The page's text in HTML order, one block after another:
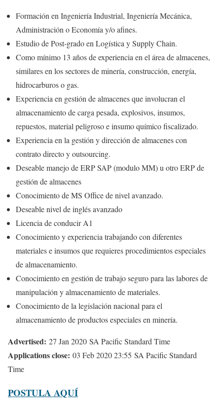
Formación en Ingeniería Industrial, Ingeniería Mecánica,
Administración o Economía y/o afines.
Estudio de Post-grado en Logística y Supply Chain.
Como mínimo 13 años de experiencia en el área de almacenes,
similares en los sectores de minería, construcción, energía,
hidrocarburos o gas.
Experiencia en gestión de almacenes que involucran el
almacenamiento de carga pesada, explosivos, insumos,
repuestos, material peligroso e insumo químico fiscalizado.
Experiencia en la gestión y dirección de almacenes con
contrato directo y outsourcing.
Deseable manejo de ERP SAP (modulo MM) u otro ERP de
gestión de almacenes
Conocimiento de MS Office de nivel avanzado.
Deseable nivel de inglés avanzado
Licencia de conducir A1
Conocimiento y experiencia trabajando con diferentes
materiales e insumos que requieres procedimientos especiales
de almacenamiento.
Conocimiento en gestión de trabajo seguro para las labores de
manipulación y almacenamiento de materiales.
Conocimiento de la legislación nacional para el
almacenamiento de productos especiales en minería.
Advertised: 27 Jan 2020 SA Pacific Standard Time
Applications close: 03 Feb 2020 23:55 SA Pacific Standard
Time
POSTULA AQUÍ